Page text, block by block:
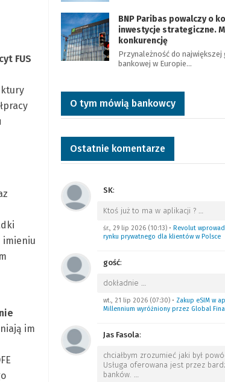
FUS
imieniu
im
BNP Paribas powalczy o
inwestycje strategiczne.
konkurencję
Przynależność do największej
bankowej w Europie…
O tym mówią bankowcy
Ostatnie komentarze
SK:
Ktoś już to ma w aplikacji ? …
śr., 29 lip 2026 (10:13)• Revolut
rynku prywatnego dla klientów w Polsce
gość:
dokładnie …
wt., 21 lip 2026 (07:30)• Zakup eSIM w
Millennium wyróżniony przez Global
Jas Fasola:
chciałbym zrozumieć jaki był
Usługa oferowana jest przez
banków. …